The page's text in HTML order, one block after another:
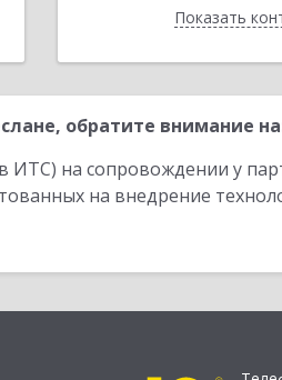
ПоказатьНазад
обратите внимание
ИТС) на сопровождении у
на внедрение